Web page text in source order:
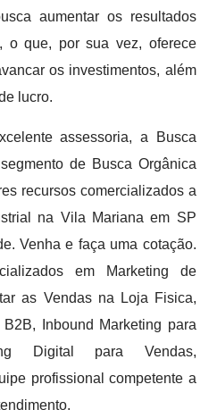
aumentar os resultados
o que, por sua vez, oferece
os investimentos, além
lucro.
assessoria, a Busca
de Busca Orgânica
recursos comercializados a
na Vila Mariana em SP
Venha e faça uma cotação.
em Marketing de
as Vendas na Loja Fisica,
Inbound Marketing para
Digital para Vendas,
profissional competente a